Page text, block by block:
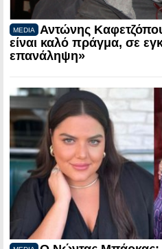
MEDIA
Αντώνης
είναι καλό πράγμα, σε
επανάληψη»